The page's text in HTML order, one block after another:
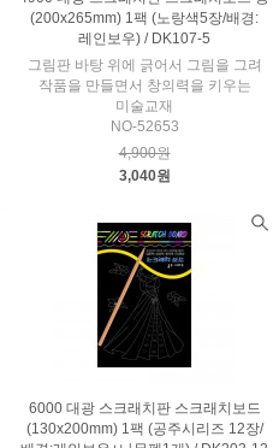
(200x265mm) 1팩 (노랑색5장/배경:
레인보우) / DK107-5
그림판 바탕 위에 긁어서 그림을 그려
작품을 만들면서 창의력을 키우는
미술교재
NO-52653
4,900원
3,040원
6000 대광 스크래치판 스크래치보드
(130x200mm) 1팩 (공주시리즈 12장/